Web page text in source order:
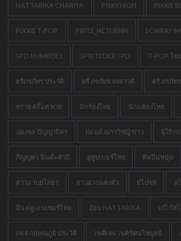
NATTARIKA CHARIYA PISKYHIGH PIXXIE
PIXXIE T-POP PRITE_NETIJENN SONRAY
SPD NUMBER 1 SPRITEDER SPD T-POP ไทย
ตรีภรภัทร ประวัติ ตรี ภรภัทร หงสาวดี ตรี ภรภัท
ทราย สก๊อต พาย นักร้องไทย นักแสดงไทย
ปองพล ปัญญามิตร ปอนด์ ณราวิชญ์ ข่าว ผู้ให้
ภิญญดา นันต๊ะคำมี ยูทูบเบอร์ไทย ศิลปินหนุ่ม
สาวอวบยโสธร สาวอวบแต่งตัว สไปรท์ ส
อินฟลูเอนเซอร์ไทย อ้อม NATTARIKA เก๋ไก๋ส
เจเจ กฤษณภูมิ ประวัติ เนติเจน เนติรัตนไพบูลย์